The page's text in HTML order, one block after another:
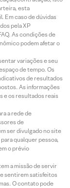
esta
Em caso de dúvidas
pela XP
As condições de
podem afetar o
variações e seu
de tempo. Os
de resultados
As informações
e os resultados reais
a rede de
de
ser divulgado no site
qualquer pessoa,
o prévio
a missão de servir
sentirem satisfeitos
O contato pode